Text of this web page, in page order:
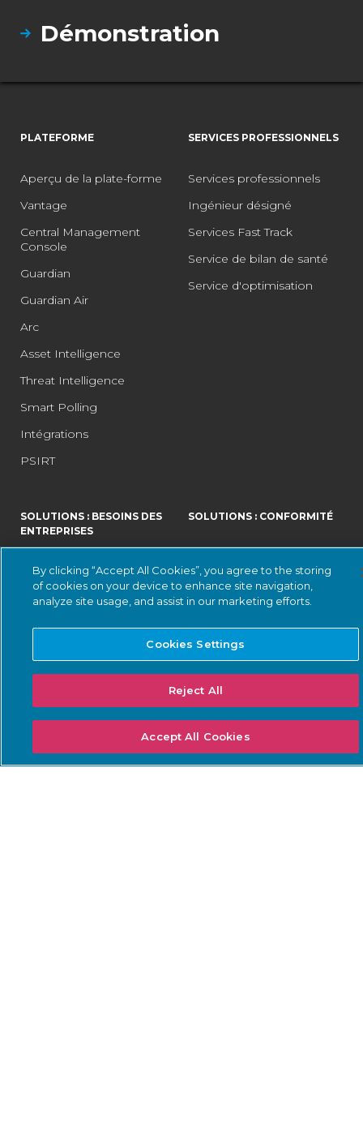
Démonstration
PLATEFORME
Aperçu de la plate-forme
Vantage
Central Management
Console
Guardian
Guardian Air
Arc
Asset Intelligence
Threat Intelligence
Smart Polling
Intégrations
PSIRT
SERVICES PROFESSIONNELS
Services professionnels
Ingénieur désigné
Services Fast Track
Service de bilan de santé
Service d'optimisation
SOLUTIONS : BESOINS DES
ENTREPRISES
menaces
Surveillance continue du
Gestion de l'inventaire des
IoT Sécurité
Cybersécurité des centres
de données
SOLUTIONS : CONFORMITÉ
Normes ISA/IEC 62443
Directive NIS2
Règles de la SEC en
matière de cybersécurité
Directives de sécurité de la
TSA
By clicking “Accept All Cookies”, you agree to the storing
of cookies on your device to enhance site navigation,
analyze site usage, and assist in our marketing efforts.
Cookies Settings
Reject All
Accept All Cookies